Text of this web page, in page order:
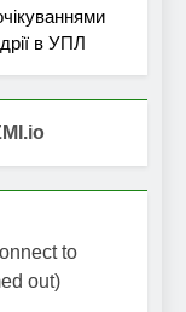
в УПЛ
to
out)